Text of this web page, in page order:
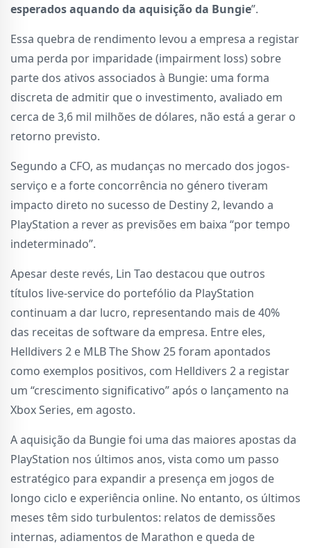
esperados aquando da aquisição da Bungie”.
Essa quebra de rendimento levou a empresa a registar
uma perda por imparidade (impairment loss) sobre
parte dos ativos associados à Bungie: uma forma
discreta de admitir que o investimento, avaliado em
cerca de 3,6 mil milhões de dólares, não está a gerar o
retorno previsto.
Segundo a CFO, as mudanças no mercado dos jogos-
serviço e a forte concorrência no género tiveram
impacto direto no sucesso de Destiny 2, levando a
PlayStation a rever as previsões em baixa “por tempo
indeterminado”.
Apesar deste revés, Lin Tao destacou que outros
títulos live-service do portefólio da PlayStation
continuam a dar lucro, representando mais de 40%
das receitas de software da empresa. Entre eles,
Helldivers 2 e MLB The Show 25 foram apontados
como exemplos positivos, com Helldivers 2 a registar
um “crescimento significativo” após o lançamento na
Xbox Series, em agosto.
A aquisição da Bungie foi uma das maiores apostas da
PlayStation nos últimos anos, vista como um passo
estratégico para expandir a presença em jogos de
longo ciclo e experiência online. No entanto, os últimos
meses têm sido turbulentos: relatos de demissões
internas, adiamentos de Marathon e queda de